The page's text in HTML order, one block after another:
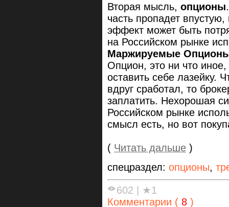
Вторая мысль, опционы
часть пропадет впустую,
эффект может быть
на Российском рынке
Маржируемые
Опцион, это ни что
оставить себе лазейку.
вдруг сработал, то
заплатить. Нехорошая
Российском рынке
смысл есть, но вот
( Читать дальше )
спецраздел: опционы,
602
★1
Комментарии ( 8 )